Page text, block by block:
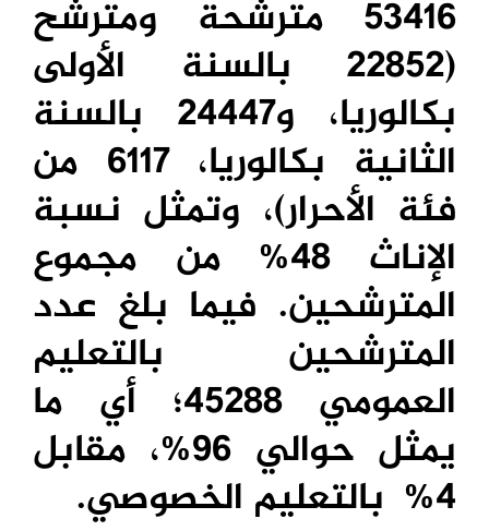
53416 مترشحة ومترشح
(22852 بالسنة الأولى
بكالوريا، و24447 بالسنة
الثانية بكالوريا،6117 من
فئة الأحرار)، وتمثل نسبة
الإناث 48% من مجموع
المترشحين. فيما بلغ عدد
المترشحين بالتعليم
العمومي 45288؛ أي ما
يمثل حوالي 96%، مقابل
4% بالتعليم الخصوصي.